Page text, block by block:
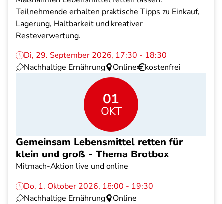
Teilnehmende erhalten praktische Tipps zu Einkauf,
Lagerung, Haltbarkeit und kreativer
Resteverwertung.
Di, 29. September 2026, 17:30 - 18:30
Nachhaltige Ernährung
Online kostenfrei
01
OKT
Gemeinsam Lebensmittel retten für
klein und groß - Thema Brotbox
Mitmach-Aktion live und online
Do, 1. Oktober 2026, 18:00 - 19:30
Nachhaltige Ernährung
Online